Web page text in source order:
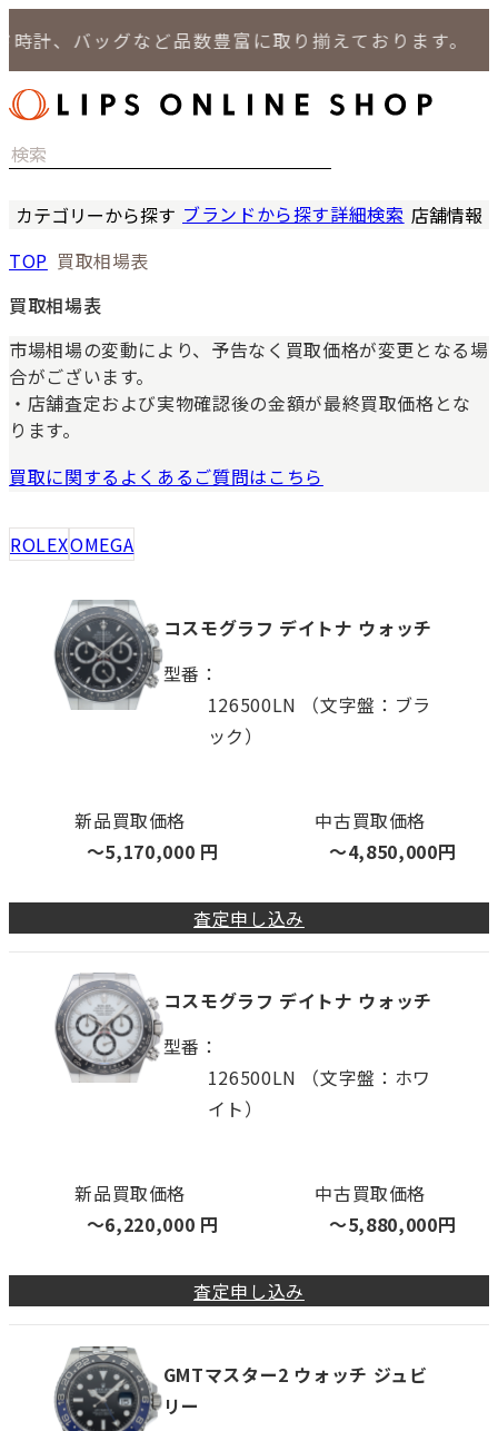
バッグなど品数豊富に取り揃えております。
カテゴリーから探す
バッグ
小物
ジュエリー
セール商品
特集
ブランドから探す詳細検索 店舗情報
LIPS 通信
TOP 買取相場表
買取相場表
市場相場の変動により、予告なく買取価格が変更となる場
合がございます。
・店舗査定および実物確認後の金額が最終買取価格とな
ります。
買取に関するよくあるご質問はこちら
ROLEXOMEGA
コスモグラフ デイトナ ウォッチ
型番
126500LN （文字盤：ブラ
ック）
新品買取価格
〜5,170,000 円
中古買取価格
〜4,850,000円
査定申し込み
コスモグラフ デイトナ ウォッチ
型番
126500LN （文字盤：ホワ
イト）
新品買取価格
〜6,220,000 円
中古買取価格
〜5,880,000円
査定申し込み
GMTマスター2 ウォッチ ジュビ
リー